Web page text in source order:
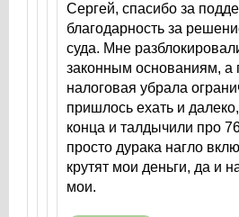
Сергей, спасибо за
благодарность за
суда. Мне
законным основаниям, а
налоговая убрала
пришлось ехать и
конца и талдычили про
просто дурака нагло
крутят мои деньги, да и
мои.